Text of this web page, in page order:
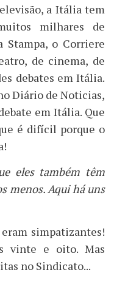
a Itália tem
milhares de
Stampa, o Corriere
de cinema, de
debates em Itália.
Diário de Noticias,
em Itália. Que
é difícil porque o
eles também têm
menos. Aqui há uns
simpatizantes!
vinte e oito. Mas
no Sindicato...